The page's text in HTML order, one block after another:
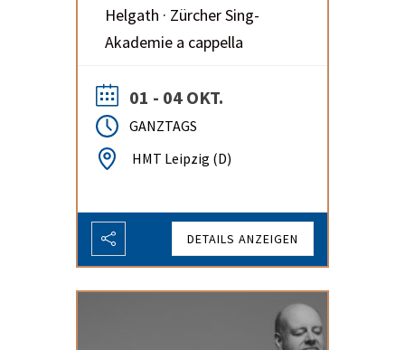
Helgath · Zürcher Sing-
Akademie a cappella
01 - 04 OKT.
GANZTAGS
HMT Leipzig (D)
DETAILS ANZEIGEN